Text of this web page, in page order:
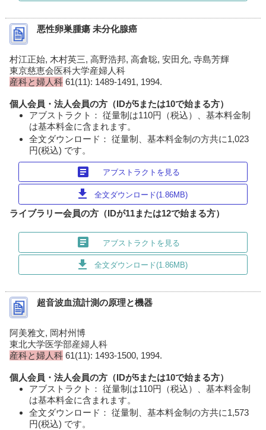
悪性卵巣腫瘍 未分化腺癌
村江正始, 木村英三, 高野浩邦, 高倉聡, 安田允, 寺島芳輝
東京慈恵会医科大学産婦人科
産科と婦人科 61(11): 1489-1491, 1994.
個人会員・法人会員の方（IDが5または10で始まる方）
アブストラクト： 従量制は110円（税込）、基本料金制
は基本料金に含まれます。
全文ダウンロード： 従量制、基本料金制の方共に1,023
円(税込) です。
article アブストラクトを見る
download 全文ダウンロード(1.86MB)
ライブラリー会員の方（IDが11または12で始まる方）
article アブストラクトを見る
download 全文ダウンロード(1.86MB)
超音波血流計測の原理と機器
阿美雅文, 岡村州博
東北大学医学部産婦人科
産科と婦人科 61(11): 1493-1500, 1994.
個人会員・法人会員の方（IDが5または10で始まる方）
アブストラクト： 従量制は110円（税込）、基本料金制
は基本料金に含まれます。
全文ダウンロード： 従量制、基本料金制の方共に1,573
円(税込) です。